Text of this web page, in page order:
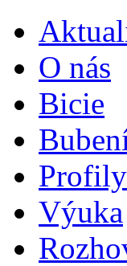
O nás
Bicie
Profily
Výuka